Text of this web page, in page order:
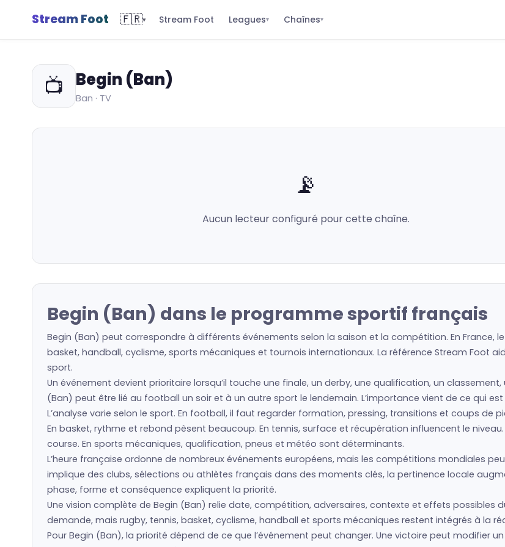
Stream Foot 🇫🇷▾ Stream Foot Leagues▾ Chaînes▾
📺 Begin (Ban)
Ban · TV
📡
Aucun lecteur configuré pour cette chaîne.
Begin (Ban) dans le programme sportif français
Begin (Ban) peut correspondre à différents événements selon la saison et la compétition. En France,
basket, handball, cyclisme, sports mécaniques et tournois internationaux. La référence Stream Foot
sport.
Un événement devient prioritaire lorsqu’il touche une finale, un derby, une qualification, un
(Ban) peut être lié au football un soir et à un autre sport le lendemain. L’importance vient de ce qui
L’analyse varie selon le sport. En football, il faut regarder formation, pressing, transitions et coups de
En basket, rythme et rebond pèsent beaucoup. En tennis, surface et récupération influencent le
course. En sports mécaniques, qualification, pneus et météo sont déterminants.
L’heure française ordonne de nombreux événements européens, mais les compétitions mondiales
implique des clubs, sélections ou athlètes français dans des moments clés, la pertinence locale
phase, forme et conséquence expliquent la priorité.
Une vision complète de Begin (Ban) relie date, compétition, adversaires, contexte et effets possibles
demande, mais rugby, tennis, basket, cyclisme, handball et sports mécaniques restent intégrés à la
Pour Begin (Ban), la priorité dépend de ce que l’événement peut changer. Une victoire peut modifier